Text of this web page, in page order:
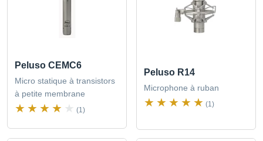
Peluso CEMC6
Micro statique à transistors
à petite membrane
(1)
Peluso R14
Microphone à ruban
(1)